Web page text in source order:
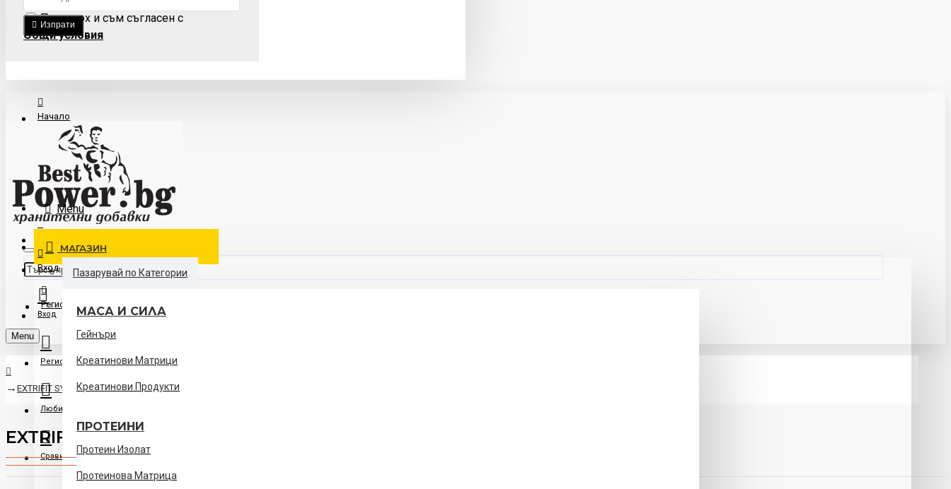
Изпрати
Прочетох и съм съгласен с
Общи условия
Начало
За Нас
Контакти
Вход
Регистрация
Любими
Сравни
Menu
МАГАЗИН
Пазарувай по Категории
МАСА И СИЛА
Гейнъри
Креатинови Матрици
Креатинови Продукти
ПРОТЕИНИ
Протеин Изолат
Протеинова Матрица
Вход
Регистрация
Menu
EXTRIFIT SYNE Fat Burner - 60 tabs
EXTRIFIT SYNE Fat Burner - 60 tabs